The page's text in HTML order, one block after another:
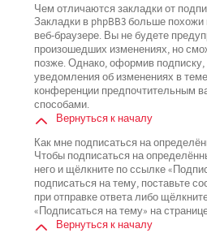
Чем отличаются закладки от
Закладки в phpBB3 больше
веб-браузере. Вы не будете
произошедших изменениях, но
позже. Однако, оформив подписку,
уведомления об изменениях в
конференции предпочтительным
способами.
Вернуться к началу
Как мне подписаться на
Чтобы подписаться на
него и щёлкните по ссылке
подписаться на тему, поставьте
при отправке ответа либо
«Подписаться на тему» на
Вернуться к началу